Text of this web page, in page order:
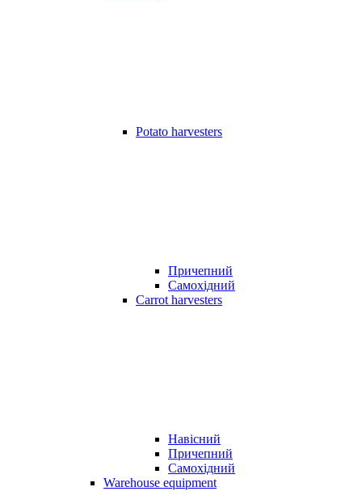
Potato harvesters
Причепний
Самохідний
Carrot harvesters
Навісний
Причепний
Самохідний
Warehouse equipment